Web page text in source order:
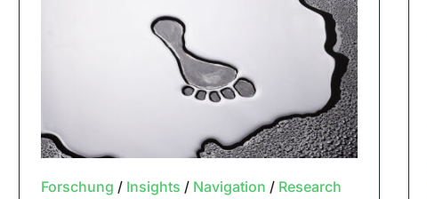
Forschung / Insights / Navigation / Research